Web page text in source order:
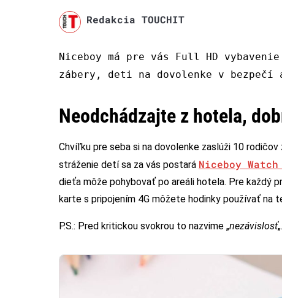
Redakcia TOUCHIT
Niceboy má pre vás Full HD
zábery, deti na dovolenke v bezpečí
Neodchádzajte z hotela,
Chvíľku pre seba si na dovolenke zaslúži 10
stráženie detí sa za vás postará Niceboy Watch
dieťa môže pohybovať po areáli hotela. Pre každý
karte s pripojením 4G môžete hodinky používať na
P.S.: Pred kritickou svokrou to nazvime „nezávislosť„.